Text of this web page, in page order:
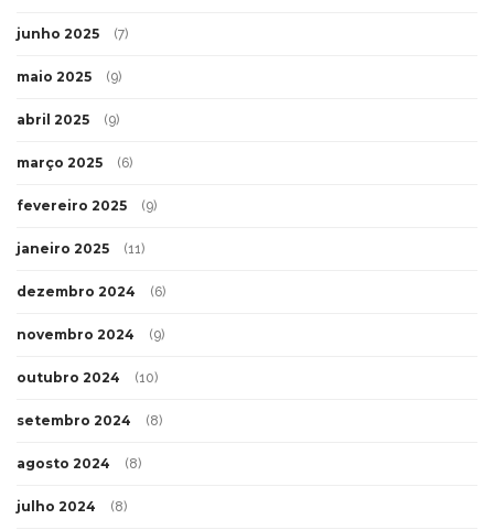
junho 2025 (7)
maio 2025 (9)
abril 2025 (9)
março 2025 (6)
fevereiro 2025 (9)
janeiro 2025 (11)
dezembro 2024 (6)
novembro 2024 (9)
outubro 2024 (10)
setembro 2024 (8)
agosto 2024 (8)
julho 2024 (8)